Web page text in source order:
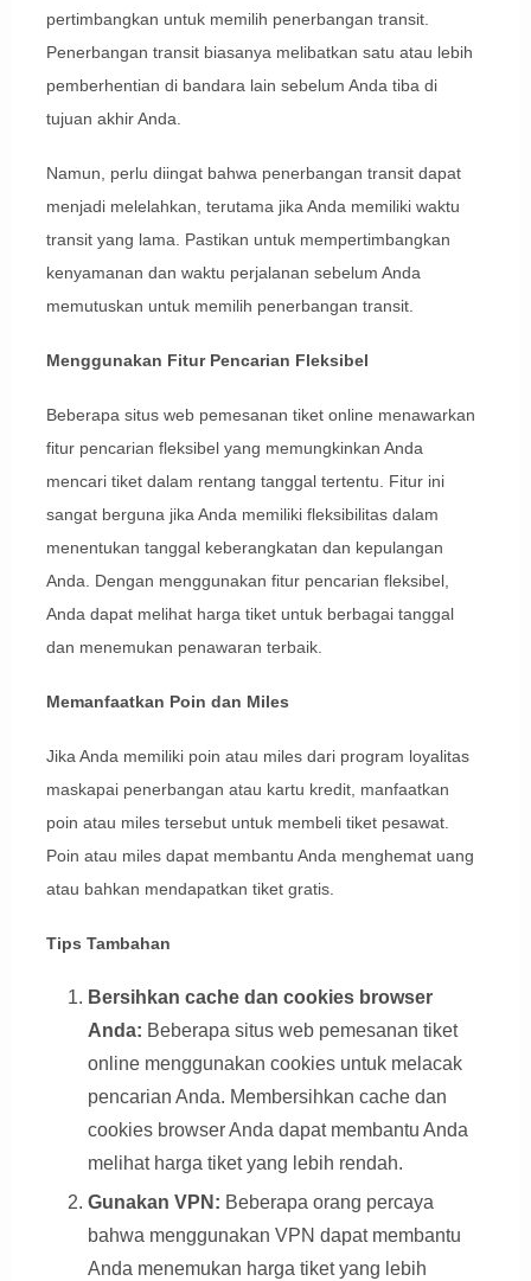
pertimbangkan untuk memilih penerbangan transit.
Penerbangan transit biasanya melibatkan satu atau lebih
pemberhentian di bandara lain sebelum Anda tiba di
tujuan akhir Anda.
Namun, perlu diingat bahwa penerbangan transit dapat
menjadi melelahkan, terutama jika Anda memiliki waktu
transit yang lama. Pastikan untuk mempertimbangkan
kenyamanan dan waktu perjalanan sebelum Anda
memutuskan untuk memilih penerbangan transit.
Menggunakan Fitur Pencarian Fleksibel
Beberapa situs web pemesanan tiket online menawarkan
fitur pencarian fleksibel yang memungkinkan Anda
mencari tiket dalam rentang tanggal tertentu. Fitur ini
sangat berguna jika Anda memiliki fleksibilitas dalam
menentukan tanggal keberangkatan dan kepulangan
Anda. Dengan menggunakan fitur pencarian fleksibel,
Anda dapat melihat harga tiket untuk berbagai tanggal
dan menemukan penawaran terbaik.
Memanfaatkan Poin dan Miles
Jika Anda memiliki poin atau miles dari program loyalitas
maskapai penerbangan atau kartu kredit, manfaatkan
poin atau miles tersebut untuk membeli tiket pesawat.
Poin atau miles dapat membantu Anda menghemat uang
atau bahkan mendapatkan tiket gratis.
Tips Tambahan
Bersihkan cache dan cookies browser
Anda: Beberapa situs web pemesanan tiket
online menggunakan cookies untuk melacak
pencarian Anda. Membersihkan cache dan
cookies browser Anda dapat membantu Anda
melihat harga tiket yang lebih rendah.
Gunakan VPN: Beberapa orang percaya
bahwa menggunakan VPN dapat membantu
Anda menemukan harga tiket yang lebih